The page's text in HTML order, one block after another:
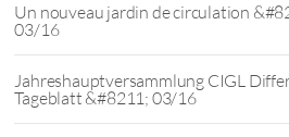
Un nouveau jardin de circulation
03/16
Jahreshauptversammlung CIGL
Tageblatt &#8211; 03/16